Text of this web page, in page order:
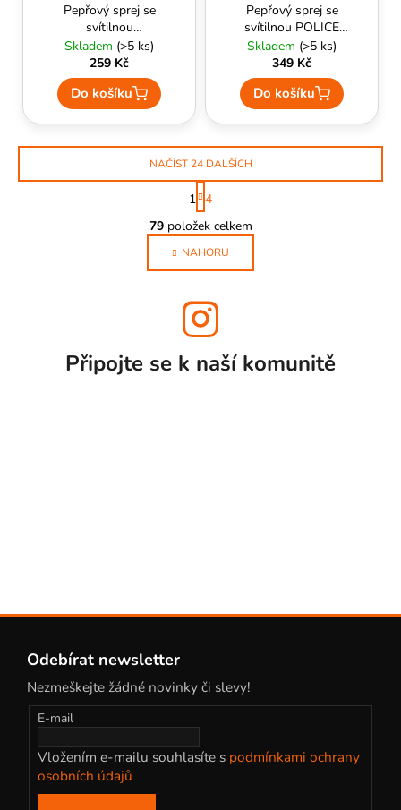
Pepřový sprej se
svítilnou
HURRICANE
FLASHLIGHT s
klipsem 15 ml (SFL-
02C) - ESP
Skladem (>5 ks)
259 Kč
Do košíku
Pepřový sprej se
svítilnou POLICE
TORNADO 50 ml (s
náplní pro
profesionální
použití) - ESP
Skladem (>5 ks)
349 Kč
Do košíku
O
v
l
á
d
a
c
í
p
NAČÍST 24 DALŠÍCH
S
t
r
á
n
k
v
á
n
í
1 4
79položek celkem
NAHORU
Připojte se k naší komunitě
Odebírat newsletter
Nezmeškejte žádné novinky či slevy!
E-mail
Vložením e-mailu souhlasíte s podmínkami ochrany
osobních údajů